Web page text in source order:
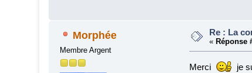
Morphée
Membre Argent
Re : La
« Réponse
Merci je